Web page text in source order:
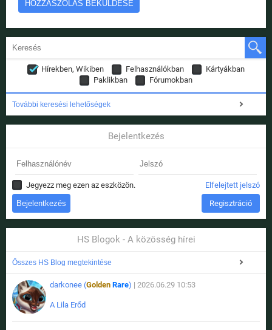
Hírekben, Wikiben Felhasználókban
Kártyákban
Paklikban
Fórumokban
További keresési lehetőségek
Bejelentkezés
Jegyezz meg ezen az eszközön. Elfelejtett jelszó
Regisztráció
HS Blogok - A közösség hírei
Összes HS Blog megtekintése
darkonee (Golden Rare) | 2026.06.29 10:53
A Lila Erőd